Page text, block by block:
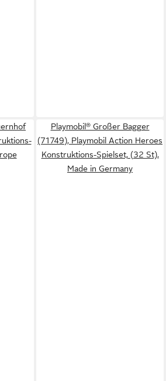
Playmobil® Großer Bagger
(71749), Playmobil Action Heroes
Konstruktions-Spielset, (32 St),
Made in Germany